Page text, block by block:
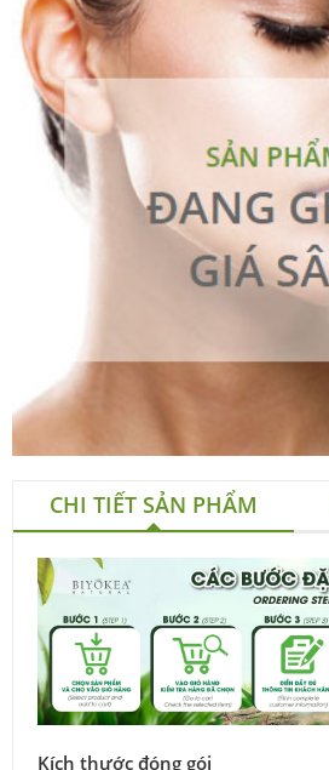
CHI TIẾT SẢN PHẨM
Kích thước đóng gói